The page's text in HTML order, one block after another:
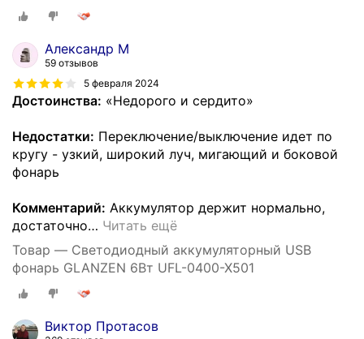
Александр М
59 отзывов
5 февраля 2024
Достоинства: «Недорого и сердито»
Недостатки: Переключение/выключение идет по
кругу - узкий, широкий луч, мигающий и боковой
фонарь
Комментарий: Аккумулятор держит нормально,
достаточно… Читать ещё
Товар — Светодиодный аккумуляторный USB
фонарь GLANZEN 6Вт UFL-0400-X501
Виктор Протасов